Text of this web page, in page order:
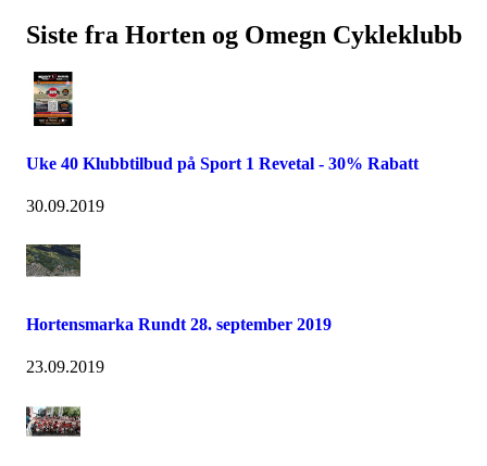
Siste fra Horten og Omegn Cykleklubb
Uke 40 Klubbtilbud på Sport 1 Revetal - 30% Rabatt
30.09.2019
Hortensmarka Rundt 28. september 2019
23.09.2019